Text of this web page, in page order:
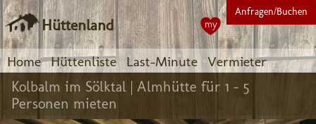
Hüttenland
Home Hüttenliste Last-Minute Vermieter
Anfragen/Buchen
my
Kolbalm im Sölktal | Almhütte für 1 - 5
Personen mieten